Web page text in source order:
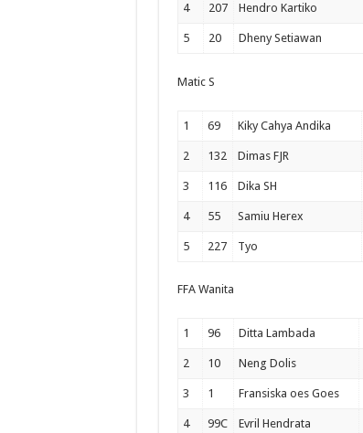
4 207 Hendro Kartiko
5 20 Dheny Setiawan
Matic S
1 69 Kiky Cahya Andika
2 132 Dimas FJR
3 116 Dika SH
4 55 Samiu Herex
5 227 Tyo
FFA Wanita
1 96 Ditta Lambada
2 10 Neng Dolis
3 1 Fransiska oes Goes
4 99C Evril Hendrata